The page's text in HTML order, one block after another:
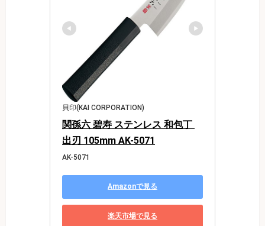
貝印(KAI CORPORATION)
関孫六 碧寿 ステンレス 和包丁
出刃 105mm AK-5071
AK-5071
Amazonで見る
楽天市場で見る